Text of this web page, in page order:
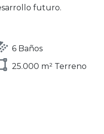
futuro.
6 Baños
25.000 m² Terreno